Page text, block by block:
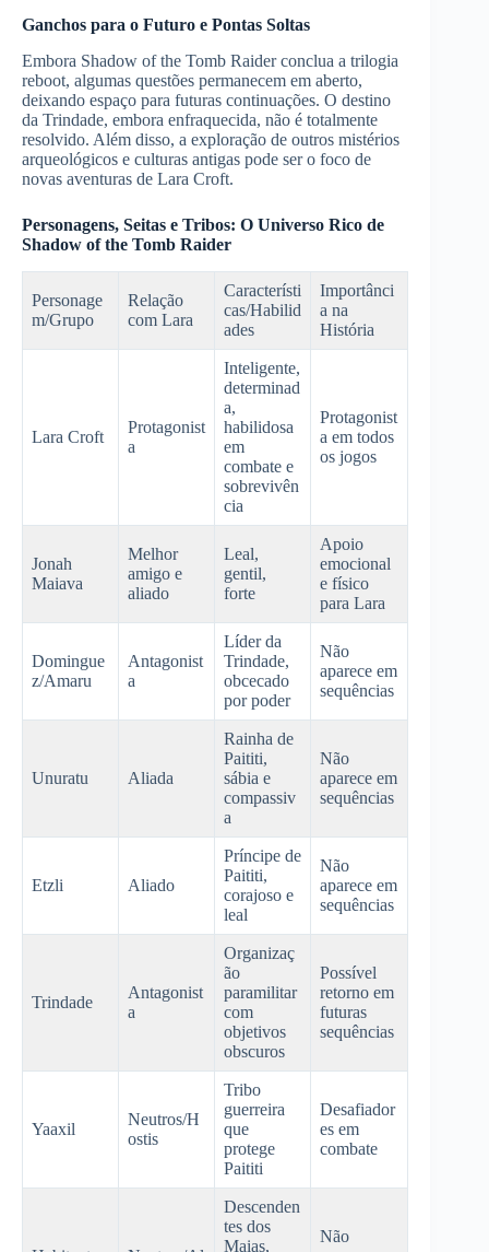
Ganchos para o Futuro e Pontas Soltas
Embora Shadow of the Tomb Raider conclua a trilogia
reboot, algumas questões permanecem em aberto,
deixando espaço para futuras continuações. O destino
da Trindade, embora enfraquecida, não é totalmente
resolvido. Além disso, a exploração de outros mistérios
arqueológicos e culturas antigas pode ser o foco de
novas aventuras de Lara Croft.
Personagens, Seitas e Tribos: O Universo Rico de
Shadow of the Tomb Raider
Personage
m/Grupo
Relação
com Lara
Característi
cas/Habilid
ades
Importânci
a na
História
Lara Croft
Protagonist
a
Inteligente,
determinad
a,
habilidosa
em
combate e
sobrevivên
cia
Protagonist
a em todos
os jogos
Jonah
Maiava
Melhor
amigo e
aliado
Leal,
gentil,
forte
Apoio
emocional
e físico
para Lara
Domingue
z/Amaru
Antagonist
a
Líder da
Trindade,
obcecado
por poder
Não
aparece em
sequências
Unuratu Aliada
Rainha de
Paititi,
sábia e
compassiv
a
Não
aparece em
sequências
Etzli Aliado
Príncipe de
Paititi,
corajoso e
leal
Não
aparece em
sequências
Trindade
Antagonist
a
Organizaç
ão
paramilitar
com
objetivos
obscuros
Possível
retorno em
futuras
sequências
Yaaxil
Neutros/H
ostis
Tribo
guerreira
que
protege
Paititi
Desafiador
es em
combate
Descenden
tes dos
Maias,
Não